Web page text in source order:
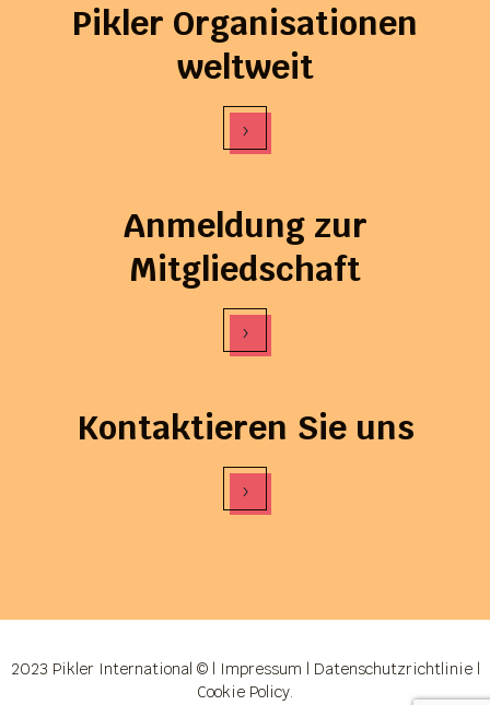
Pikler Organisationen
weltweit
›
Anmeldung zur
Mitgliedschaft
›
Kontaktieren Sie uns
›
2023 Pikler International © | Impressum | Datenschutzrichtlinie|
Cookie Policy.